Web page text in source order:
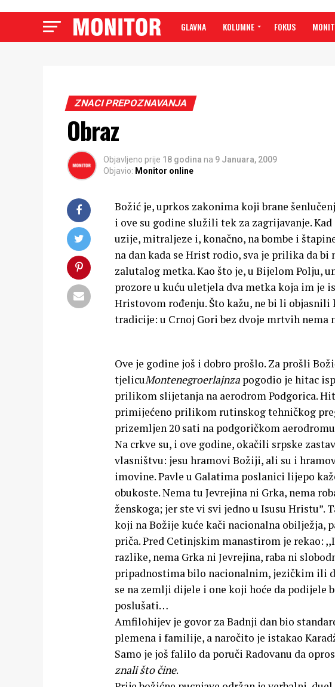
GLAVNA KOLUMNE FOKUS
ZNACI PREPOZNAVANJA
Obraz
Objavljeno prije 18 godina na 9 Januara, 2009
Objavio: Monitor online
Božić je, uprkos zakonima koji brane
i ove su godine služili tek za zagrijavanje.
uzije, mitraljeze i, konačno, na bombe i
na dan kada se Hrist rodio, sva je prilika da
zalutalog metka. Kao što je, u Bijelom Polju,
prozore u kuću uletjela dva metka koja im je
Hristovom rođenju. Što kažu, ne bi li
tradicije: u Crnoj Gori bez dvoje mrtvih nema
Ove je godine još i dobro prošlo. Za prošli
tjelicuMontenegroerlajnza pogodio je hitac
prilikom slijetanja na aerodrom Podgorica.
primijećeno prilikom rutinskog tehničkog
prizemljen 20 sati na podgoričkom
Na crkve su, i ove godine, okačili srpske
vlasništvu: jesu hramovi Božiji, ali su i
imovine. Pavle u Galatima poslanici lijepo
obukoste. Nema tu Jevrejina ni Grka, nema
ženskoga; jer ste vi svi jedno u Isusu
koji na Božije kuće kači nacionalna obilježja,
priča. Pred Cetinjskim manastirom je rekao:
razlike, nema Grka ni Jevrejina, raba ni
pripadnostima bilo nacionalnim, jezičkim ili
se na zemlji dijele i one koji hoće da podijele
poslušati…
Amfilohijev je govor za Badnji dan bio
plemena i familije, a naročito je istakao
Samo je još falilo da poruči Radovanu da
znali što čine.